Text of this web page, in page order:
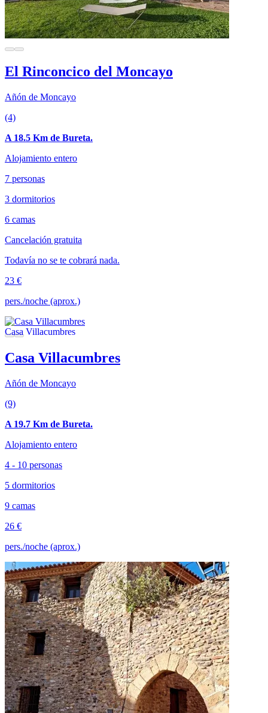
El Rinconcico del Moncayo
Añón de Moncayo
(4)
A 18.5 Km de Bureta.
Alojamiento entero
7 personas
3 dormitorios
6 camas
Cancelación gratuita
Todavía no se te cobrará nada.
23 €
pers./noche (aprox.)
Casa Villacumbres
Añón de Moncayo
(9)
A 19.7 Km de Bureta.
Alojamiento entero
4 - 10 personas
5 dormitorios
9 camas
26 €
pers./noche (aprox.)